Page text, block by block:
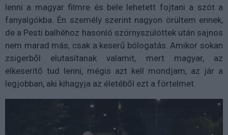
lenni a magyar filmre és bele lehetett fojtani a szót a
fanyalgókba. Én személy szerint nagyon örültem ennek,
de a Pesti balhéhoz hasonló szörnyszülöttek után sajnos
nem marad más, csak a keserű bólogatás. Amikor sokan
zsigerből elutasítanak valamit, mert magyar, az
elkeserítő tud lenni, mégis azt kell mondjam, az jár a
legjobban, aki kihagyja az életéből ezt a förtelmet.